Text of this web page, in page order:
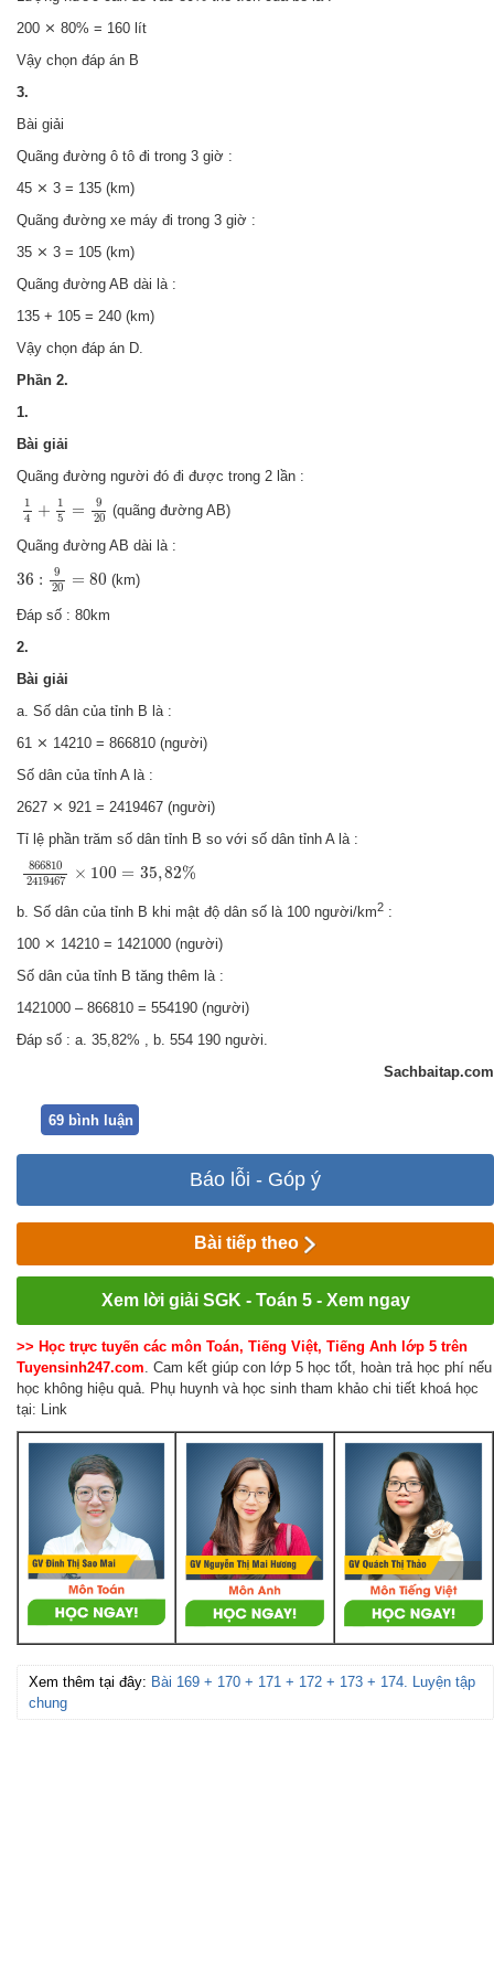
200 ⨯ 80% = 160 lít
Vậy chọn đáp án B
3.
Bài giải
Quãng đường ô tô đi trong 3 giờ :
45 ⨯ 3 = 135 (km)
Quãng đường xe máy đi trong 3 giờ :
35 ⨯ 3 = 105 (km)
Quãng đường AB dài là :
135 + 105 = 240 (km)
Vậy chọn đáp án D.
Phần 2.
1.
Bài giải
Quãng đường người đó đi được trong 2 lần :
1
4
+
1
5
=
9
20
1 5 20
(quãng đường AB)
Quãng đường AB dài là :
36 :
9
20
= 80
20
(km)
Đáp số : 80km
2.
Bài giải
a. Số dân của tỉnh B là :
61 ⨯ 14210 = 866810 (người)
Số dân của tỉnh A là :
2627 ⨯ 921 = 2419467 (người)
Tỉ lệ phần trăm số dân tỉnh B so với số dân tỉnh A là :
866810
2419467
× 100 = 35,82%
866810 35
b. Số dân của tỉnh B khi mật độ dân số là 100 người/km2 :
100 ⨯ 14210 = 1421000 (người)
Số dân của tỉnh B tăng thêm là :
1421000 – 866810 = 554190 (người)
Đáp số : a. 35,82% , b. 554 190 người.
Sachbaitap.com
69 bình luận
Báo lỗi - Góp ý
Bài tiếp theo
Xem lời giải SGK - Toán 5 - Xem ngay
>> Học trực tuyến các môn Toán, Tiếng Việt, Tiếng Anh lớp 5 trên
Tuyensinh247.com . Cam kết giúp con lớp 5 học tốt, hoàn trả học phí nếu
học không hiệu quả. Phụ huynh và học sinh tham khảo chi tiết khoá học
tại: Link
Xem thêm tại đây: Bài 169 + 170 + 171 + 172 + 173 + 174. Luyện tập
chung